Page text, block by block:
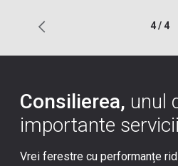
4/4
Consilierea, unul
importante
Vrei ferestre cu performanțe